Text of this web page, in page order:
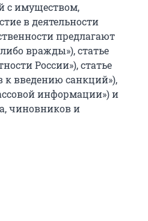
с имуществом,
в деятельности
предлагают
вражды»), статье
России»), статье
к введению санкций»),
информации») и
чиновников и